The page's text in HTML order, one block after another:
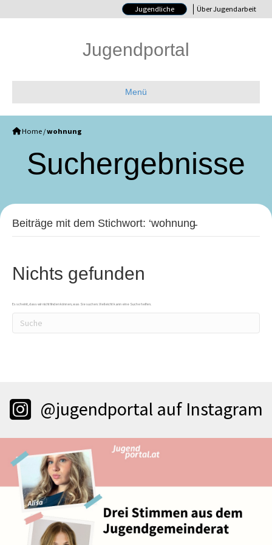
Jugendliche Über Jugendarbeit
Jugendportal
Menü
Home /wohnung
Such­ergebnisse
Beiträge mit dem Stichwort: ‘wohnung̵
Nichts gefunden
Es scheint, dass wir nicht finden können, was Sie suchen. Vielleicht kann eine Suche helfen.
@jugendportal auf Instagram